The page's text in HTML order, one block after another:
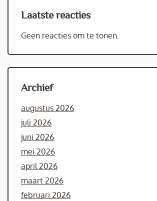
Laatste reacties
Geen reacties om te tonen.
Archief
augustus 2026
juli 2026
juni 2026
mei 2026
april 2026
maart 2026
februari 2026